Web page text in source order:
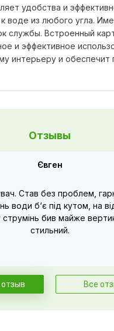
удобства и
воде из любого угла.
службы. Встроенный
и эффективное
интерьеру и обеспечит
Отзывы
Євген
Став без проблем,
води б‘є під кутом, на
бив майже
стильний.
Все